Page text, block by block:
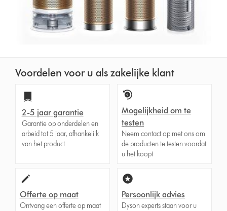
Voordelen voor u als zakelijke klant
2-5 jaar garantie
Garantie op onderdelen en
arbeid tot 5 jaar, afhankelijk
van het product
Mogelijkheid om te
testen
Neem contact op met ons om
de producten te testen voordat
u het koopt
Offerte op maat
Ontvang een offerte op maat
Persoonlijk advies
Dyson experts staan voor u